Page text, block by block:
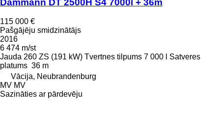
Dammann DT 2500H S4 7000l + 36m
115 000 €
Pašgājēju smidzinātājs
2016
6 474 m/st
Jauda 260 ZS (191 kW) Tvertnes tilpums 7 000 l
Satveres
platums 36 m
Vācija, Neubrandenburg
MV MV
Sazināties ar pārdevēju